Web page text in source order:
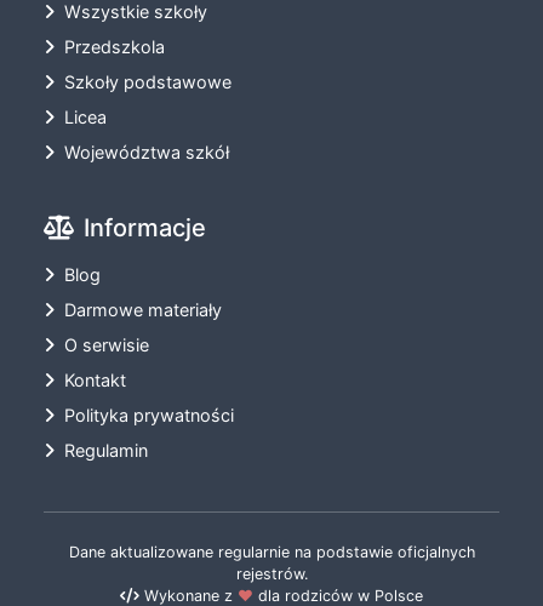
Wszystkie szkoły
Przedszkola
Szkoły podstawowe
Licea
Województwa szkół
Informacje
Blog
Darmowe materiały
O serwisie
Kontakt
Polityka prywatności
Regulamin
Dane aktualizowane regularnie na podstawie oficjalnych
rejestrów.
Wykonane z ❤️ dla rodziców w Polsce